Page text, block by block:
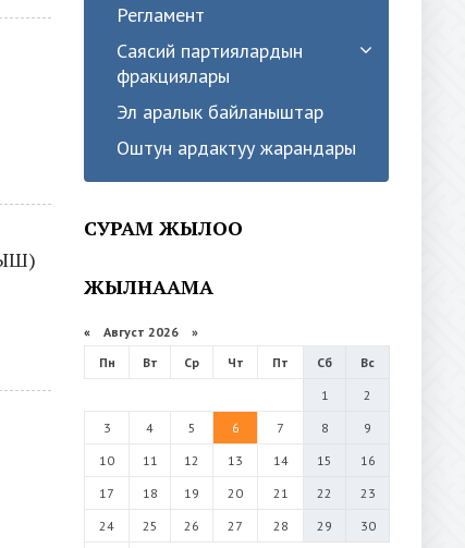
Регламент
Саясий партиялардын
фракциялары
Эл аралык байланыштар
Оштун ардактуу жарандары
СУРАМ ЖЫЛОО
ЖЫЛНААМА
« Август 2026 »
Пн
Вт Ср Чт Пт Сб
Вс
1
2
3
4 5 6 7 8
9
10
11 12 13 14 15
16
17
18 19 20 21 22
23
24
25 26 27 28 29
30